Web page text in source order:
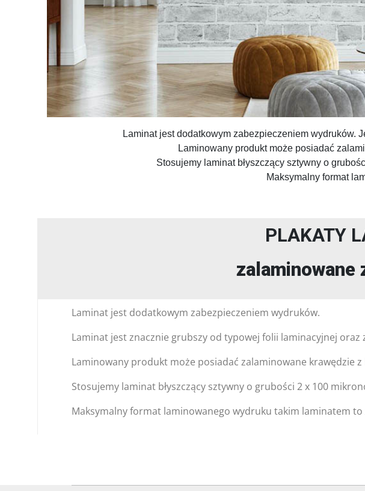
Laminat jest dodatkowym zabezpieczeniem wydruków.
Laminowany produkt może posiadać
Stosujemy laminat błyszczący sztywny o
Maksymalny format
PLAKATY
zalaminowane
Laminat jest dodatkowym zabezpieczeniem wydruków.
Laminat jest znacznie grubszy od typowej folii laminacyjnej oraz
Laminowany produkt może posiadać zalaminowane krawędzie
Stosujemy laminat błyszczący sztywny o grubości 2 x 100
Maksymalny format laminowanego wydruku takim laminatem to